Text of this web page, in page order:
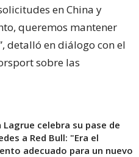
en China y
queremos mantener
detalló en diálogo con el
sobre las
Lagrue celebra su pase de
a Red Bull: "Era el
adecuado para un nuevo